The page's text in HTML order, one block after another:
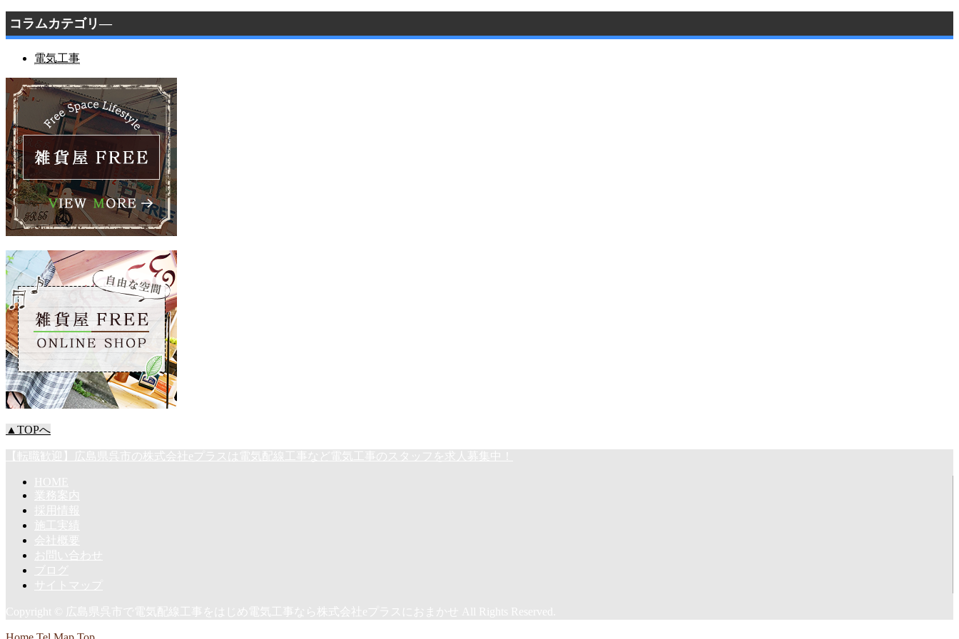
コラムカテゴリ―
電気工事
▲TOPへ
【転職歓迎】広島県呉市の株式会社eプラスは電気配線工事など電気工事のスタッフを求人募集中！
HOME
業務案内
採用情報
施工実績
会社概要
お問い合わせ
ブログ
サイトマップ
Copyright © 広島県呉市で電気配線工事をはじめ電気工事なら株式会社eプラスにおまかせ All Rights Reserved.